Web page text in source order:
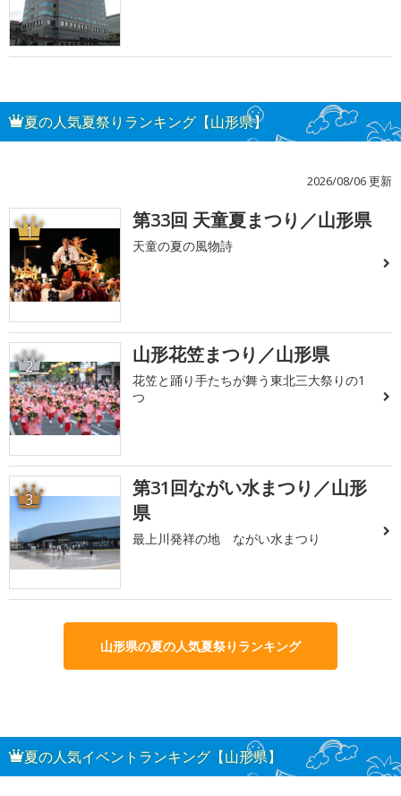
夏の人気夏祭りランキング【山形県】
2026/08/06 更新
1 第33回 天童夏まつり／山形県
天童の夏の風物詩
2 山形花笠まつり／山形県
花笠と踊り手たちが舞う東北三大祭りの1
つ
3
第31回ながい水まつり／山形
県
最上川発祥の地 ながい水まつり
山形県の夏の人気夏祭りランキング
夏の人気イベントランキング【山形県】